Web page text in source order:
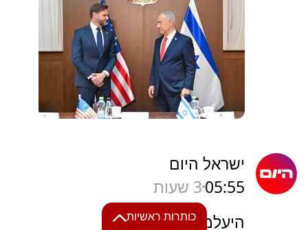
כותרות ראשיות
ישראל היום
05:553 שעות
היעלמות אלדר דיין